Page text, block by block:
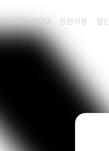
티스트 BGM 음원사용 챌